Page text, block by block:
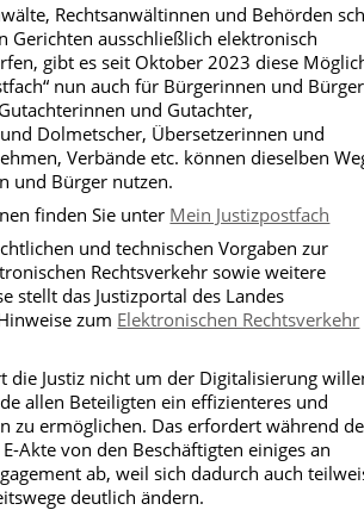
Rechtsanwältinnen und Behörden
Gerichten ausschließlich elektronisch
gibt es seit Oktober 2023 diese
nun auch für Bürgerinnen und
und Gutachter,
Dolmetscher, Übersetzerinnen und
Verbände etc. können dieselben
und Bürger nutzen.
finden Sie unter Mein Justizpostfach
und technischen Vorgaben zur
Rechtsverkehr sowie weitere
stellt das Justizportal des Landes
zum Elektronischen Rechtsverkehr
die Justiz nicht um der Digitalisierung
allen Beteiligten ein effizienteres und
zu ermöglichen. Das erfordert während
Akte von den Beschäftigten einiges an
ab, weil sich dadurch auch
deutlich ändern.